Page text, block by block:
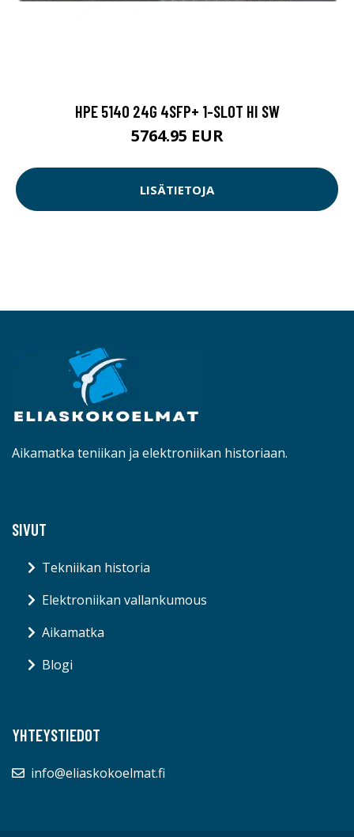
HPE 5140 24G 4SFP+ 1-SLOT HI SW
5764.95 EUR
LISÄTIETOJA
Aikamatka teniikan ja elektroniikan historiaan.
SIVUT
Tekniikan historia
Elektroniikan vallankumous
Aikamatka
Blogi
YHTEYSTIEDOT
info@eliaskokoelmat.fi